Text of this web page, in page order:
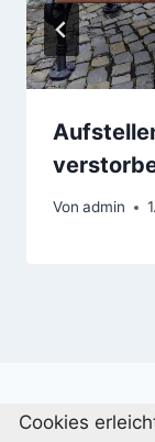
Von admin
Cookies